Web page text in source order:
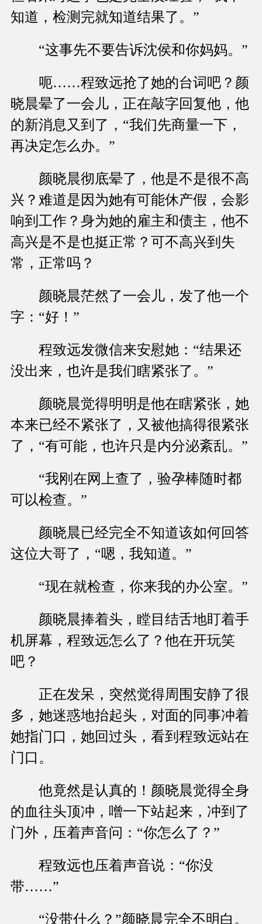
知道，检测完就知道结果了。”
“这事先不要告诉沈侯和你妈妈。”
呃……程致远抢了她的台词吧？颜
晓晨晕了一会儿，正在敲字回复他，他
的新消息又到了，“我们先商量一下，
再决定怎么办。”
颜晓晨彻底晕了，他是不是很不高
兴？难道是因为她有可能休产假，会影
响到工作？身为她的雇主和债主，他不
高兴是不是也挺正常？可不高兴到失
常，正常吗？
颜晓晨茫然了一会儿，发了他一个
字：“好！”
程致远发微信来安慰她：“结果还
没出来，也许是我们瞎紧张了。”
颜晓晨觉得明明是他在瞎紧张，她
本来已经不紧张了，又被他搞得很紧张
了，“有可能，也许只是内分泌紊乱。”
“我刚在网上查了，验孕棒随时都
可以检查。”
颜晓晨已经完全不知道该如何回答
这位大哥了，“嗯，我知道。”
“现在就检查，你来我的办公室。”
颜晓晨捧着头，瞠目结舌地盯着手
机屏幕，程致远怎么了？他在开玩笑
吧？
正在发呆，突然觉得周围安静了很
多，她迷惑地抬起头，对面的同事冲着
她指门口，她回过头，看到程致远站在
门口。
他竟然是认真的！颜晓晨觉得全身
的血往头顶冲，噌一下站起来，冲到了
门外，压着声音问：“你怎么了？”
程致远也压着声音说：“你没
带……”
“没带什么？”颜晓晨完全不明白。